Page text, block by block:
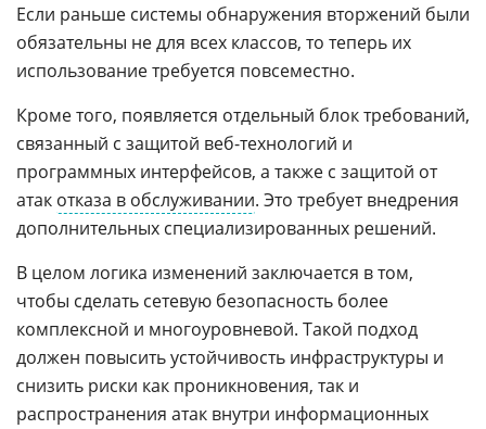
Если раньше системы обнаружения вторжений были
обязательны не для всех классов, то теперь их
использование требуется повсеместно.
Кроме того, появляется отдельный блок требований,
связанный с защитой веб-технологий и
программных интерфейсов, а также с защитой от
атак отказа в обслуживании. Это требует внедрения
дополнительных специализированных решений.
В целом логика изменений заключается в том,
чтобы сделать сетевую безопасность более
комплексной и многоуровневой. Такой подход
должен повысить устойчивость инфраструктуры и
снизить риски как проникновения, так и
распространения атак внутри информационных